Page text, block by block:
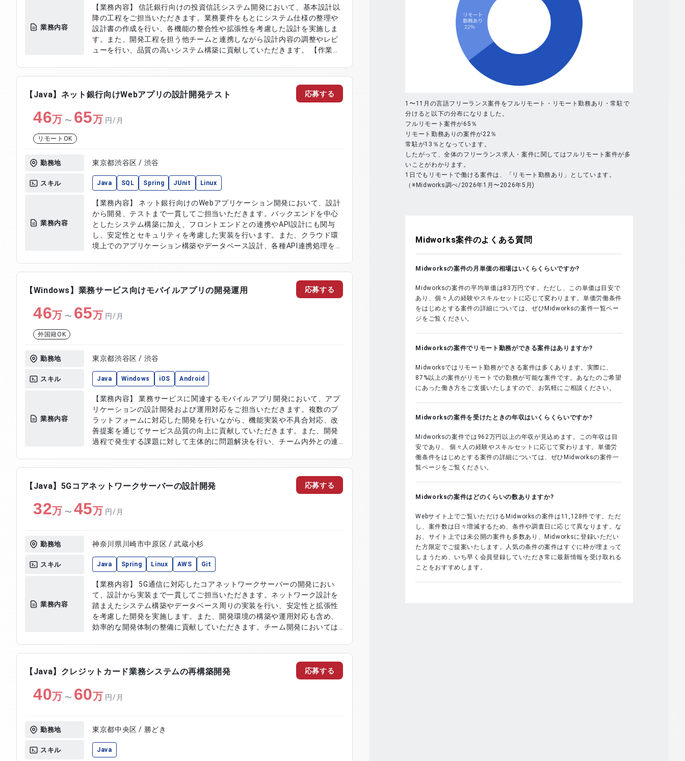
業務内容
【業務内容】 信託銀行向けの投資信託システム開発において、基本設計以
降の工程をご担当いただきます。業務要件をもとにシステム仕様の整理や
設計書の作成を行い、各機能の整合性や拡張性を考慮した設計を実施しま
す。また、開発工程を担う他チームと連携しながら設計内容の調整やレビ
ューを行い、品質の高いシステム構築に貢献していただきます。 【作業内
整理およびレビュー ・関連ドキュメントの作成および更新
【Java】ネット銀行向けWebアプリの設計開発テスト
46万 〜 65万 円/月
リモートOK
勤務地 東京都渋谷区 / 渋谷
スキル Java SQL Spring JUnit Linux
業務内容
【業務内容】 ネット銀行向けのWebアプリケーション開発において、設計
から開発、テストまで一貫してご担当いただきます。バックエンドを中心
としたシステム構築に加え、フロントエンドとの連携やAPI設計にも関与
し、安定性とセキュリティを考慮した実装を行います。また、クラウド環
境上でのアプリケーション構築やデータベース設計、各種API連携処理を通
ース設計およびデータ操作処理の実装 ・API設計および連携処理の開発 ・
クラウド環境での構築および設定 ・単体テストおよび結合テストの実施 ・
不具合調査および修正対応 ・バージョン管理およびチーム開発対応
応募する
【Windows】業務サービス向けモバイルアプリの開発運用
46万 〜 65万 円/月
外国籍OK
勤務地 東京都渋谷区 / 渋谷
スキル Java Windows iOS Android
業務内容
【業務内容】 業務サービスに関連するモバイルアプリ開発において、アプ
リケーションの設計開発および運用対応をご担当いただきます。複数のプ
ラットフォームに対応した開発を行いながら、機能実装や不具合対応、改
善提案を通じてサービス品質の向上に貢献していただきます。また、開発
過程で発生する課題に対して主体的に問題解決を行い、チーム内外との連
連携および調整 ・関係者とのコミュニケーションによる業務推進 ・既存機
応募する
【Java】5Gコアネットワークサーバーの設計開発
32万 〜 45万 円/月
勤務地 神奈川県川崎市中原区 / 武蔵小杉
スキル Java Spring Linux AWS Git
業務内容
【業務内容】 5G通信に対応したコアネットワークサーバーの開発におい
て、設計から実装まで一貫してご担当いただきます。ネットワーク設計を
踏まえたシステム構築やデータベース周りの実装を行い、安定性と拡張性
を考慮した開発を実施します。また、開発環境の構築や運用対応も含め、
効率的な開発体制の整備に貢献していただきます。チーム開発においては
データ処理の実装 ・開発環境の構築および設定 ・コンテナ環境の構築およ
び運用対応 ・ソースコード管理およびチーム開発対応 ・システム運用およ
び保守対応 ・不具合調査および修正対応 ・パフォーマンス改善対応
応募する
【Java】クレジットカード業務システムの再構築開発
40万 〜 60万 円/月
勤務地 東京都中央区 / 勝どき
スキル Java
応募する
1〜11月の言語フリーランス案件をフルリモート・リモート勤務あり・常駐で
分けると以下の分布になりました。
フルリモート案件が65％
リモート勤務ありの案件が22％
常駐が13％となっています。
したがって、全体のフリーランス求人・案件に関してはフルリモート案件が多
いことがわかります。
1日でもリモートで働ける案件は、「リモート勤務あり」としています。
（※Midworks調べ/2026年1月〜2026年5月)
Midworks案件のよくある質問
Midworksの案件の月単価の相場はいくらくらいですか?
Midworksの案件の平均単価は83万円です。ただし、この単価は目安で
あり、個々人の経験やスキルセットに応じて変わります。単価労働条件
をはじめとする案件の詳細については、ぜひMidworksの案件一覧ペー
ジをご覧ください。
Midworksの案件でリモート勤務ができる案件はありますか?
Midworksではリモート勤務ができる案件は多くあります。実際に、
87%以上の案件がリモートでの勤務が可能な案件です。あなたのご希望
にあった働き方をご支援いたしますので、お気軽にご相談ください。
Midworksの案件を受けたときの年収はいくらくらいですか?
Midworksの案件では962万円以上の年収が見込めます。この年収は目
安であり、 個々人の経験やスキルセットに応じて変わります。単価労
働条件をはじめとする案件の詳細については、ぜひMidworksの案件一
覧ページをご覧ください。
Midworksの案件はどのくらいの数ありますか?
Webサイト上でご覧いただけるMidworksの案件は11,128件です。ただ
し、案件数は日々増減するため、条件や調査日に応じて異なります。な
お、サイト上では未公開の案件も多数あり、Midworksに登録いただい
た方限定でご提案いたします。人気の条件の案件はすぐに枠が埋まって
しまうため、いち早く会員登録していただき常に最新情報を受け取れる
ことをおすすめします。